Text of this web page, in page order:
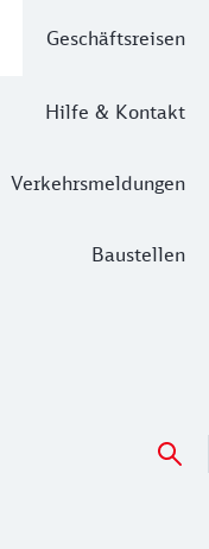
Geschäftsreisen
Hilfe & Kontakt
Verkehrsmeldungen
Baustellen